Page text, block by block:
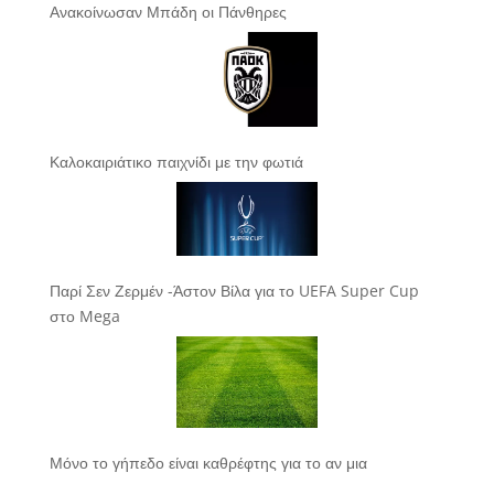
Ανακοίνωσαν Μπάδη οι Πάνθηρες
Καλοκαιριάτικο παιχνίδι με την φωτιά
Παρί Σεν Ζερμέν -Άστον Βίλα για το UEFA Super Cup
στο Mega
Μόνο το γήπεδο είναι καθρέφτης για το αν μια